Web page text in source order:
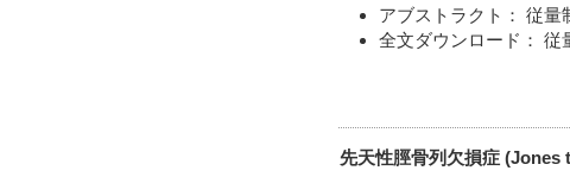
アブストラクト： 従量
全文ダウンロード： 従
先天性脛骨列欠損症 (Jones